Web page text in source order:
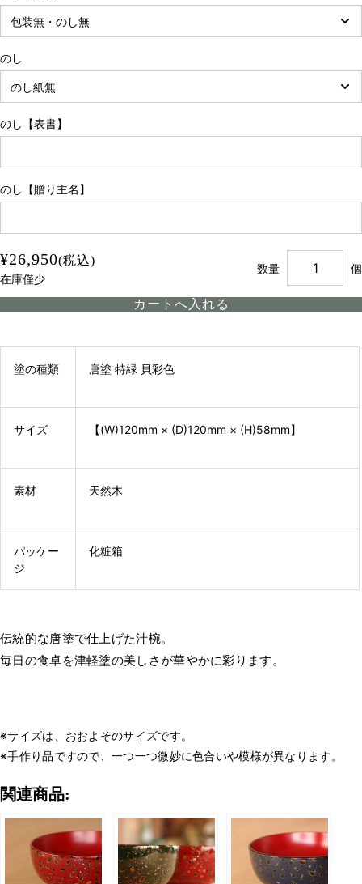
のし
のし【表書】
のし【贈り主名】
¥26,950(税込)
在庫僅少
数量 個
塗の種類 唐塗 特緑 貝彩色
サイズ 【(W)120mm × (D)120mm × (H)58mm】
素材 天然木
パッケー
ジ
化粧箱
伝統的な唐塗で仕上げた汁椀。
毎日の食卓を津軽塗の美しさが華やかに彩ります。
※サイズは、おおよそのサイズです。
※手作り品ですので、一つ一つ微妙に色合いや模様が異なります。
関連商品: